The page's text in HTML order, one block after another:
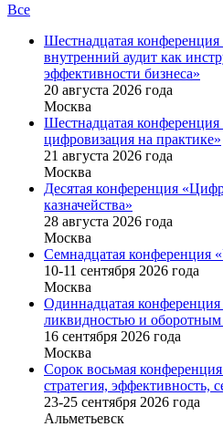
Все
Шестнадцатая
внутренний аудит как
эффективности бизнеса»
20 августа 2026 года
Москва
Шестнадцатая
цифровизация на практике»
21 августа 2026 года
Москва
Десятая конференция
казначейства»
28 августа 2026 года
Москва
Семнадцатая конференция
10-11 сентября 2026 года
Москва
Одиннадцатая
ликвидностью и оборотным
16 cентября 2026 года
Москва
Сорок восьмая
стратегия, эффективность,
23-25 сентября 2026 года
Альметьевск